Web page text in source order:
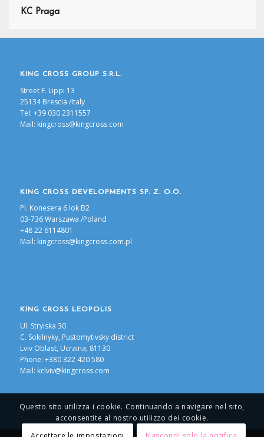
KC Praga
KING CROSS GROUP S.R.L.
Street F. Lippi 13
25134 Brescia /Italy
Tel: +39 030 2311557
Mail: kingcross@kingcross.com
KING CROSS DEVELOPMENTS SP. Z. O.O.
Pl. Konesera 6 lok B2
03-736 Warszawa /Poland
+48 22 6114801
Mail: kingcross@kingcross.com.pl
KING CROSS LEOPOLIS
Ul. Stryiska 30
С. Sokilnyky, Pustomytivsky district
Lviv Oblast, Ucraina, 81130
Phone: +380 322 420 580
Mail: kclviv@kingcross.com
Questo sito utilizza i cookie. Continuando a navigare nel sito,
acconsentite al nostro utilizzo dei cookie.